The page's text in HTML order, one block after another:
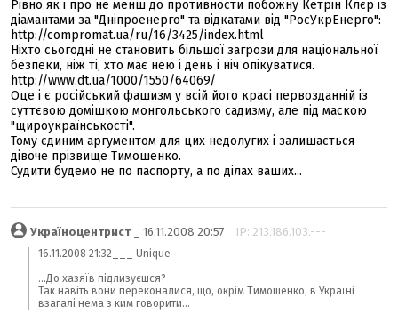
Рівно як і про не менш до противности побожну Кетрін Клєр із
діамантами за "Дніпроенерго" та відкатами від "РосУкрЕнерго":
http://compromat.ua/ru/16/3425/index.html
Ніхто сьогодні не становить більшої загрози для національної
безпеки, ніж ті, хто має нею і день і ніч опікуватися.
http://www.dt.ua/1000/1550/64069/
Оце і є російський фашизм у всій його красі первозданній із
суттєвою домішкою монгольського садизму, але під маскою
"щироукраїнськості".
Тому єдиним аргументом для цих недолугих і залишається
дівоче прізвище Тимошенко.
Судити будемо не по паспорту, а по ділах ваших...
Україноцентрист_ 16.11.2008 20:57 IP: 213.186.103.---
16.11.2008 21:32___ Unique
...До хазяїв підлизуєшся?
Так навіть вони переконалися, що, окрім Тимошенко, в Україні
взагалі нема з ким говорити...